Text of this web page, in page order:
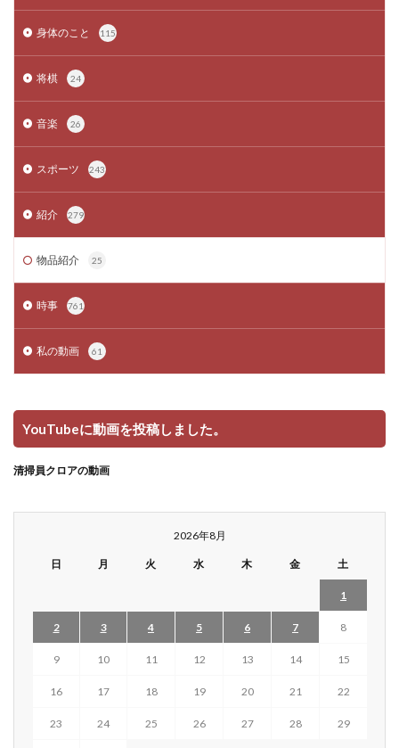
身体のこと 115
将棋 24
音楽 26
スポーツ 243
紹介 279
物品紹介 25
時事 761
私の動画 61
YouTubeに動画を投稿しました。
清掃員クロアの動画
2026年8月
日 月 火 水 木 金 土
1
2 3 4 5 6 7 8
9 10 11 12 13 14 15
16 17 18 19 20 21 22
23 24 25 26 27 28 29